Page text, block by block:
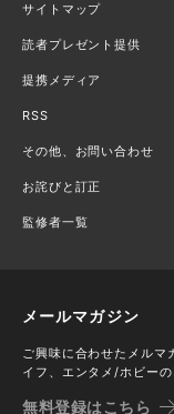
サイトマップ
読者プレゼント提供
提携メディア
RSS
その他、お問い合わせ
お詫びと訂正
監修者一覧
メールマガジン
ご興味に合わせたメルマ
イフ、エンタメ/ホビーの
無料登録はこちら